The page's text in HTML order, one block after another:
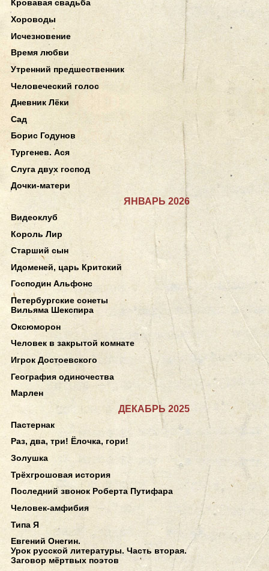
Кровавая свадьба
Хороводы
Исчезновение
Время любви
Утренний предшественник
Человеческий голос
Дневник Лёки
Сад
Борис Годунов
Тургенев. Ася
Слуга двух господ
Дочки-матери
ЯНВАРЬ 2026
Видеоклуб
Король Лир
Старший сын
Идоменей, царь Критский
Господин Альфонс
Петербургские сонеты
Вильяма Шекспира
Оксюморон
Человек в закрытой комнате
Игрок Достоевского
География одиночества
Марлен
ДЕКАБРЬ 2025
Пастернак
Раз, два, три! Ёлочка, гори!
Золушка
Трёхгрошовая история
Последний звонок Роберта Путифара
Человек-амфибия
Типа Я
Евгений Онегин.
Урок русской литературы. Часть вторая.
Заговор мёртвых поэтов